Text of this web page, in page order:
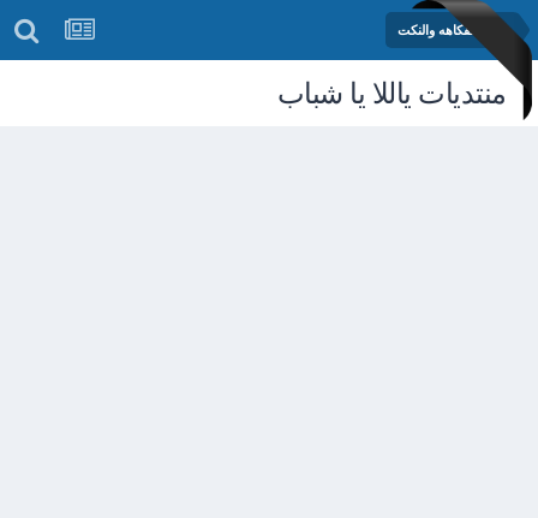
منتدى الفكاهه والنكت
منتديات ياللا يا شباب